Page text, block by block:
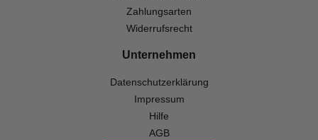
Zahlungsarten
Widerrufsrecht
Unternehmen
Datenschutzerklärung
Impressum
Hilfe
AGB